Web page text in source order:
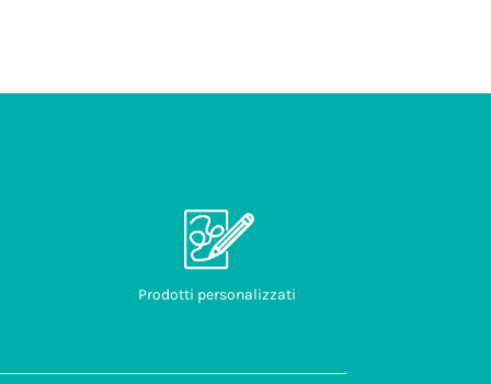
Prodotti personalizzati